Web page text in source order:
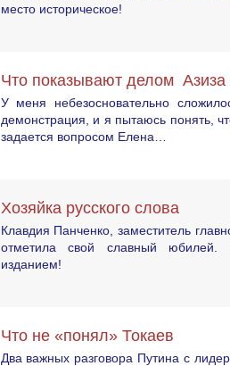
место историческое!
Что показывают делом Азиза
У меня небезосновательно
демонстрация, и я пытаюсь понять,
задается вопросом Елена…
Хозяйка русского слова
Клавдия Панченко, заместитель
отметила свой славный юбилей.
изданием!
Что не «понял» Токаев
Два важных разговора Путина с